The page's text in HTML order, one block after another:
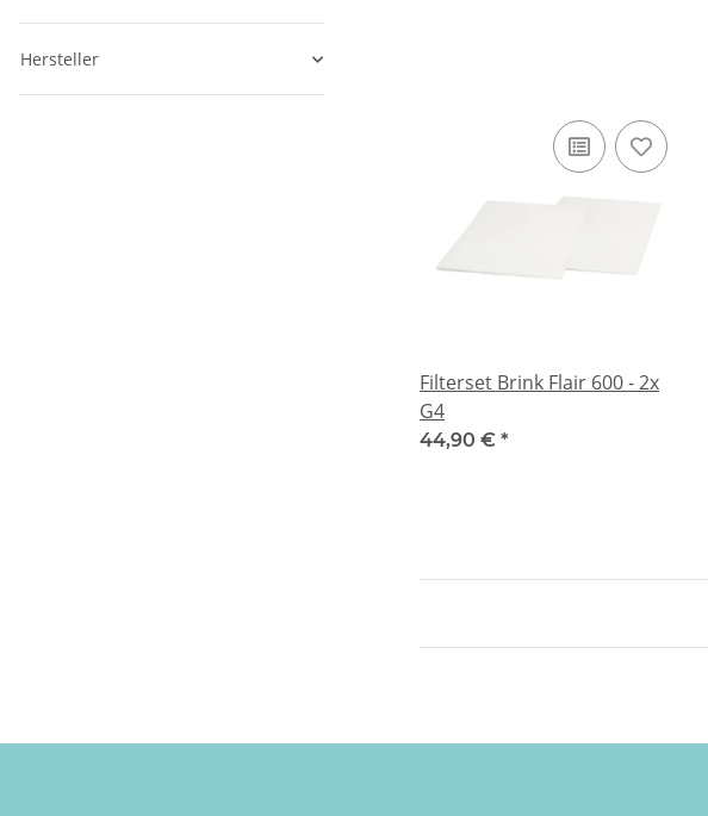
Filterset Brink Flair 600 - 2x
G4
44,90 € *
Hersteller